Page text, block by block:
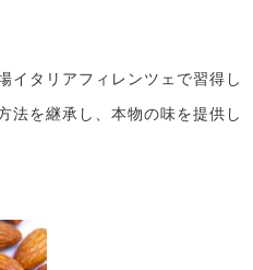
イタリアフィレンツェで習得し
法を継承し、本物の味を提供し